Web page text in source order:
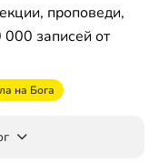
проповеди,
записей от
на Бога